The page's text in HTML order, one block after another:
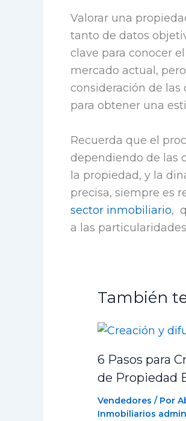
Valorar una
tanto de datos
clave para conocer
mercado actual,
consideración de
para obtener una
Recuerda que el
dependiendo de las
la propiedad, y la
precisa, siempre es
sector inmobiliario,
a las
También
6 Pasos para
de Propiedad
Vendedores / Por
Inmobiliarios admin